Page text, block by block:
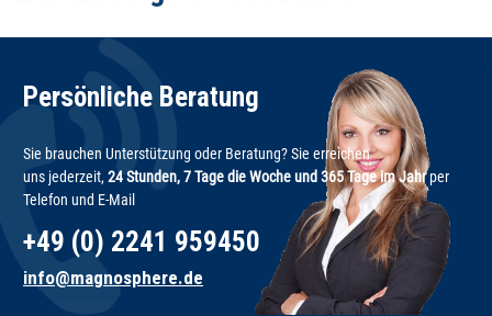
Persönliche Beratung
Sie brauchen Unterstützung oder Beratung? Sie erreichen
uns jederzeit, 24 Stunden, 7 Tage die Woche und 365 Tage im Jahrper
Telefon und E-Mail
+49 (0) 2241 959450
info@magnosphere.de